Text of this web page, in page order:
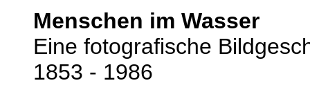
Menschen im Wasser
Eine fotografische
1853 - 1986